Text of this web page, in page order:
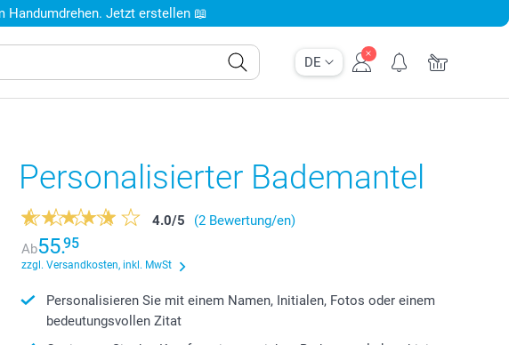
DE
Jetzt erstellen 📖
Personalisierter Bademantel
4.0/5
(2 Bewertung/en)
Ab55.95
zzgl. Versandkosten, inkl. MwSt
Personalisieren Sie mit einem Namen, Initialen, Fotos oder einem
bedeutungsvollen Zitat